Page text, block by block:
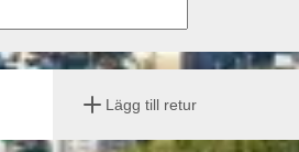
Lägg till retur